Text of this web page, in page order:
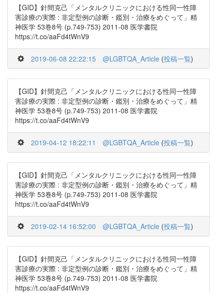
【GID】針間克己「メンタルクリニックにおける性同一性障
害診療の実際 : 非定型例の診断・鑑別・治療をめぐって」精
神医学 53巻8号 (p.749-753) 2011-08 医学書院
https://t.co/aaFd4tWnV9
2019-06-08 22:22:15 @LGBTQA_Article (投稿一覧)
【GID】針間克己「メンタルクリニックにおける性同一性障
害診療の実際 : 非定型例の診断・鑑別・治療をめぐって」精
神医学 53巻8号 (p.749-753) 2011-08 医学書院
https://t.co/aaFd4tWnV9
2019-04-12 18:22:11 @LGBTQA_Article (投稿一覧)
【GID】針間克己「メンタルクリニックにおける性同一性障
害診療の実際 : 非定型例の診断・鑑別・治療をめぐって」精
神医学 53巻8号 (p.749-753) 2011-08 医学書院
https://t.co/aaFd4tWnV9
2019-02-14 16:52:00 @LGBTQA_Article (投稿一覧)
【GID】針間克己「メンタルクリニックにおける性同一性障
害診療の実際 : 非定型例の診断・鑑別・治療をめぐって」精
神医学 53巻8号 (p.749-753) 2011-08 医学書院
https://t.co/aaFd4tWnV9